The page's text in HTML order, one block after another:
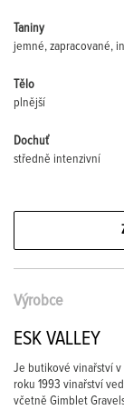
Taniny
jemné, zapracované,
Tělo
plnější
Dochuť
středně intenzivní
Výrobce
ESK VALLEY
Je butikové vinařství v
roku 1993 vinařství
včetně Gimblet